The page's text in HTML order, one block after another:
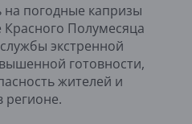
на погодные капризы
Полумесяца
экстренной
готовности,
жителей и
регионе.